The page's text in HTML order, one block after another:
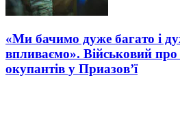
«Ми бачимо дуже багато і
впливаємо». Військовий
окупантів у Приазов’ї